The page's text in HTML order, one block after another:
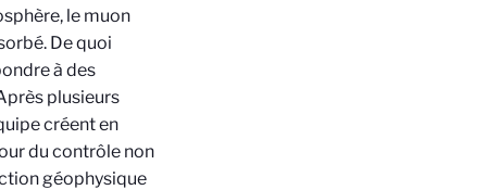
le muon
De quoi
à des
plusieurs
créent en
du contrôle non
géophysique